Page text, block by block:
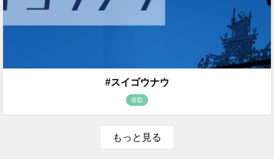
#スイゴウナウ
香取
もっと見る